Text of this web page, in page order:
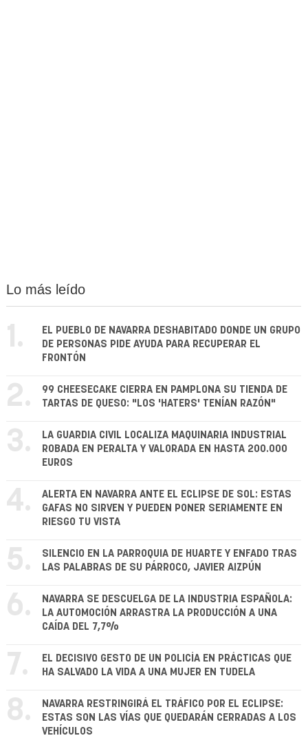
Lo más leído
1.
EL PUEBLO DE NAVARRA DESHABITADO DONDE UN GRUPO
DE PERSONAS PIDE AYUDA PARA RECUPERAR EL
FRONTÓN
2.
99 CHEESECAKE CIERRA EN PAMPLONA SU TIENDA DE
TARTAS DE QUESO: "LOS 'HATERS' TENÍAN RAZÓN"
3.
LA GUARDIA CIVIL LOCALIZA MAQUINARIA INDUSTRIAL
ROBADA EN PERALTA Y VALORADA EN HASTA 200.000
EUROS
4.
ALERTA EN NAVARRA ANTE EL ECLIPSE DE SOL: ESTAS
GAFAS NO SIRVEN Y PUEDEN PONER SERIAMENTE EN
RIESGO TU VISTA
5.
SILENCIO EN LA PARROQUIA DE HUARTE Y ENFADO TRAS
LAS PALABRAS DE SU PÁRROCO, JAVIER AIZPÚN
6.
NAVARRA SE DESCUELGA DE LA INDUSTRIA ESPAÑOLA:
LA AUTOMOCIÓN ARRASTRA LA PRODUCCIÓN A UNA
CAÍDA DEL 7,7%
7.
EL DECISIVO GESTO DE UN POLICÍA EN PRÁCTICAS QUE
HA SALVADO LA VIDA A UNA MUJER EN TUDELA
8.
NAVARRA RESTRINGIRÁ EL TRÁFICO POR EL ECLIPSE:
ESTAS SON LAS VÍAS QUE QUEDARÁN CERRADAS A LOS
VEHÍCULOS